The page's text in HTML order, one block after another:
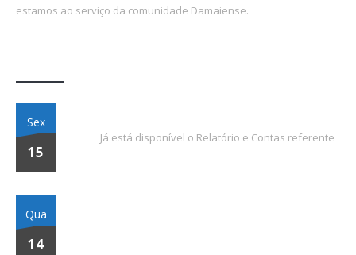
estamos ao serviço da comunidade Damaiense.
Sex
15
Já está disponível o Relatório e Contas referente
Qua
14